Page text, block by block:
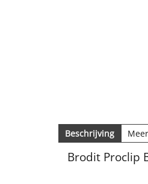
Beschrijving Meer
Brodit Proclip